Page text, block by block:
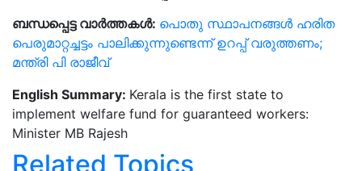
ബന്ധപ്പെട്ട വാർത്തകൾ: പൊതു സ്ഥാപനങ്ങൾ ഹരിത
പെരുമാറ്റച്ചട്ടം പാലിക്കുന്നുണ്ടെന്ന് ഉറപ്പ് വരുത്തണം;
മന്ത്രി പി രാജീവ്
English Summary: Kerala is the first state to
implement welfare fund for guaranteed workers:
Minister MB Rajesh
Related Topics